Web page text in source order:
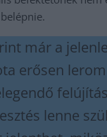
már a
erősen
lenne